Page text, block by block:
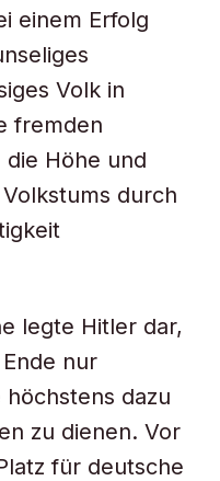
einem Erfolg
Volk in
fremden
Höhe und
durch
legte Hitler dar,
nur
dazu
zu dienen. Vor
für deutsche